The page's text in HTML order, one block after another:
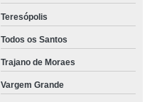
Teresópolis
Todos os Santos
Trajano de Moraes
Vargem Grande